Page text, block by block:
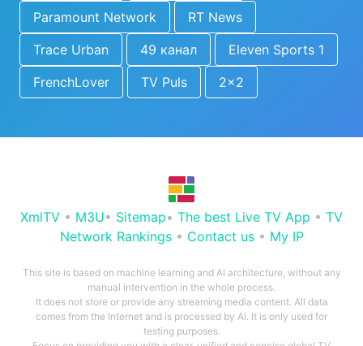
Paramount Network
RT News
Trace Urban
49 канал
Eleven Sports 1
FrenchLover
TV Puls 2x2
XmlTV • M3U• Sitemap• The best Live TV App • TV
Network Rankings• Contact us• My IP
This site is based on machine learning and AI architecture, without any
manual intervention in the whole process.
It does not store or provide any streaming media content. All data
comes from the Internet and is processed by AI. It is only used for
testing purposes.